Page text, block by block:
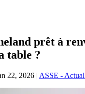
prêt à
table ?
22, 2026 | ASSE -